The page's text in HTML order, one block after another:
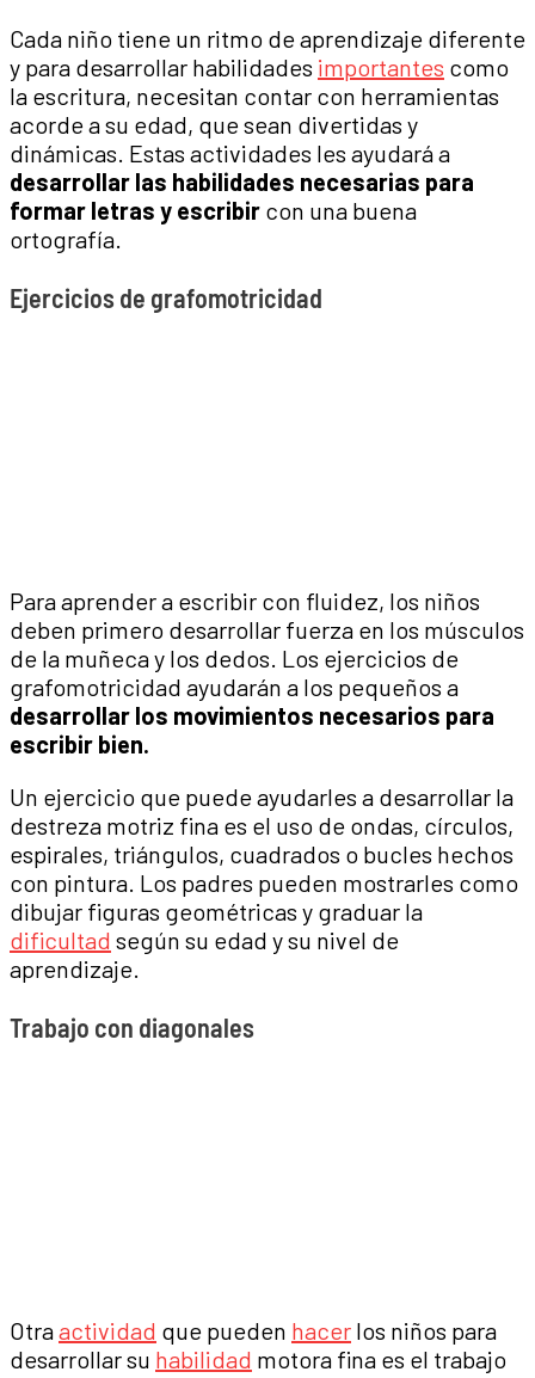
Cada niño tiene un ritmo de aprendizaje diferente
y para desarrollar habilidades importantes como
la escritura, necesitan contar con herramientas
acorde a su edad, que sean divertidas y
dinámicas. Estas actividades les ayudará a
desarrollar las habilidades necesarias para
formar letras y escribir con una buena
ortografía.
Ejercicios de grafomotricidad
Para aprender a escribir con fluidez, los niños
deben primero desarrollar fuerza en los músculos
de la muñeca y los dedos. Los ejercicios de
grafomotricidad ayudarán a los pequeños a
desarrollar los movimientos necesarios para
escribir bien.
Un ejercicio que puede ayudarles a desarrollar la
destreza motriz fina es el uso de ondas, círculos,
espirales, triángulos, cuadrados o bucles hechos
con pintura. Los padres pueden mostrarles como
dibujar figuras geométricas y graduar la
dificultad según su edad y su nivel de
aprendizaje.
Trabajo con diagonales
Otraactividad que pueden hacer los niños para
desarrollar su habilidad motora fina es el trabajo